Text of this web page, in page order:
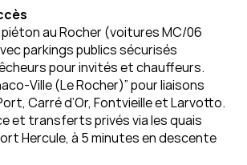
au Rocher (voitures MC/06
parkings publics sécurisés
pour invités et chauffeurs.
(Le Rocher)” pour liaisons
Carré d’Or, Fontvieille et Larvotto.
et transferts privés via les quais
Hercule, à 5 minutes en descente